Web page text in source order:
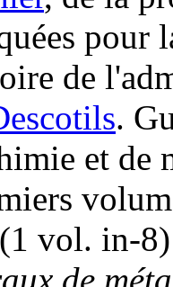
de
.
et
vol. in-8)